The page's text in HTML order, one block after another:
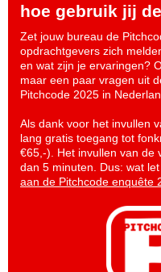
hoe gebruik jij
Zet jouw bureau de
opdrachtgevers zich
en wat zijn je ervaringen?
maar een paar vragen uit
Pitchcode 2025 in
Als dank voor het invullen
lang gratis toegang tot
€65,-). Het invullen van de
dan 5 minuten. Dus: wat
aan de Pitchcode enquête